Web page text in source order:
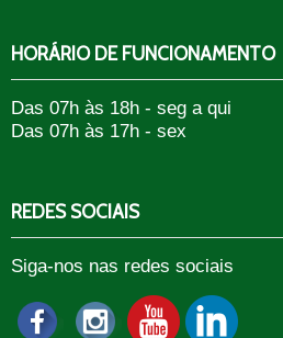
HORÁRIO DE FUNCIONAMENTO
Das 07h às 18h - seg a qui
Das 07h às 17h - sex
REDES SOCIAIS
Siga-nos nas redes sociais